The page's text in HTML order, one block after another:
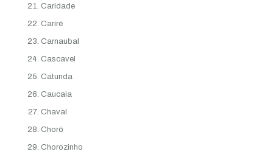
Caridade
Cariré
Carnaubal
Cascavel
Catunda
Caucaia
Chaval
Choró
Chorozinho